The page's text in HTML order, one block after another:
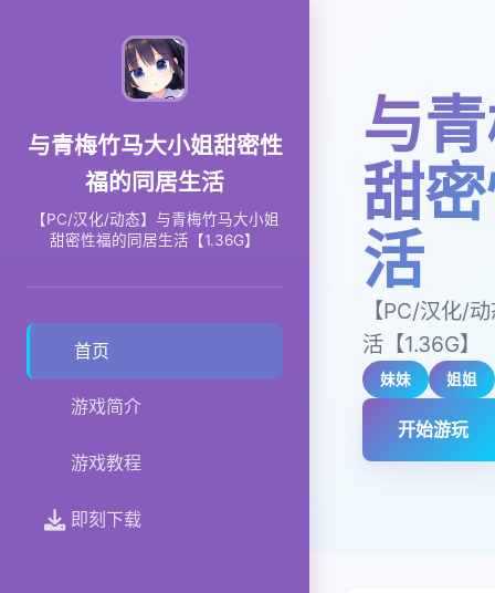
与青梅竹马大小姐甜密性
福的同居生活
【PC/汉化/动态】与青梅竹马大小姐
甜密性福的同居生活【1.36G】
首页
游戏简介
游戏教程
即刻下载
与
甜
活
【PC/汉化/
活【1.36G】
妹妹 姐姐
开始游玩